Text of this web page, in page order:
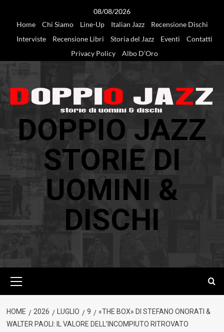
08/08/2026
Home
Chi Siamo Line-Up Italian Jazz
Recensione Dischi
Interviste
Recensione Libri Storia del Jazz Eventi
Contatti
Privacy Policy
Albo D’Oro
DOPPIO JAZZ
STORIE DI
UOMINI &
DISCHI
principale
HOME 2026 LUGLIO 9
«THE BOX» DI STEFANO ONORATI &
WALTER PAOLI: IL VALORE DELL’INCOMPIUTO RITROVATO